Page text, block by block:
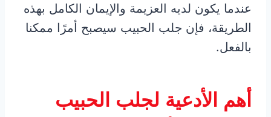
عندما يكون لديه العزيمة والإيمان الكامل بهذه
الطريقة، فإن جلب الحبيب سيصبح أمرًا ممكنا
بالفعل.
أهم الأدعية لجلب الحبيب